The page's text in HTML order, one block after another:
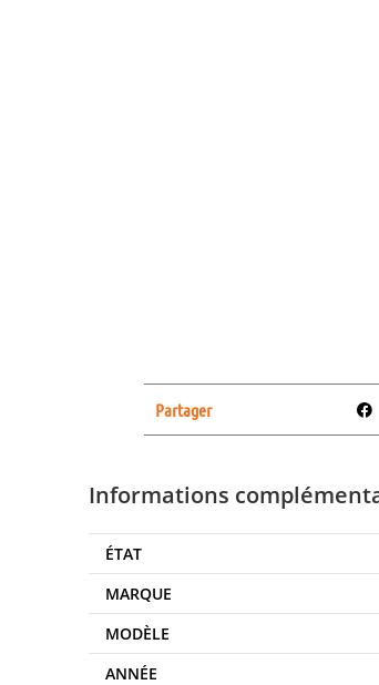
Partager
Informations
ÉTAT
MARQUE
MODÈLE
ANNÉE